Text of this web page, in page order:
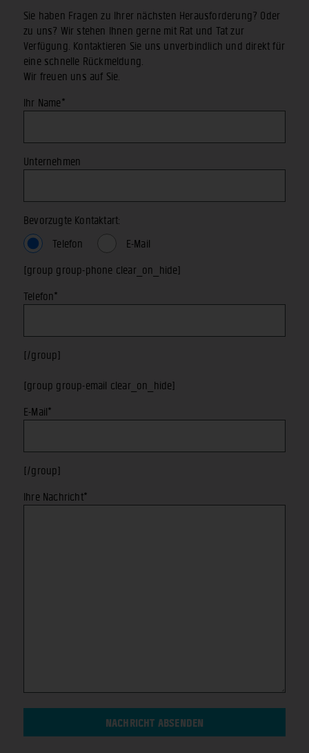
Sie haben Fragen zu Ihrer nächsten Herausforderung? Oder
zu uns? Wir stehen Ihnen gerne mit Rat und Tat zur
Verfügung. Kontaktieren Sie uns unverbindlich und direkt für
eine schnelle Rückmeldung.
Wir freuen uns auf Sie.
Ihr Name*
Unternehmen
Bevorzugte Kontaktart:
Telefon
E-Mail
[group group-phone clear_on_hide]
Telefon*
[/group]
[group group-email clear_on_hide]
E-Mail*
[/group]
Ihre Nachricht*